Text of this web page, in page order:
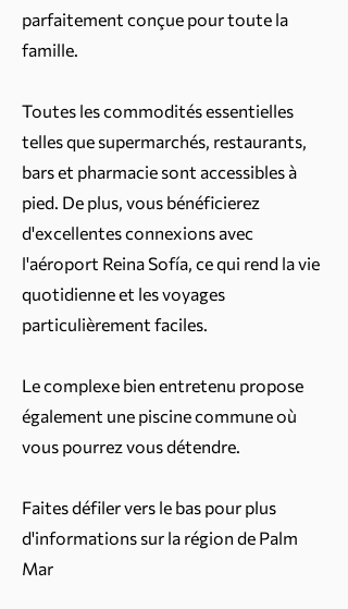
parfaitement conçue pour toute la
famille.
Toutes les commodités essentielles
telles que supermarchés, restaurants,
bars et pharmacie sont accessibles à
pied. De plus, vous bénéficierez
d'excellentes connexions avec
l'aéroport Reina Sofía, ce qui rend la vie
quotidienne et les voyages
particulièrement faciles.
Le complexe bien entretenu propose
également une piscine commune où
vous pourrez vous détendre.
Faites défiler vers le bas pour plus
d'informations sur la région de Palm
Mar